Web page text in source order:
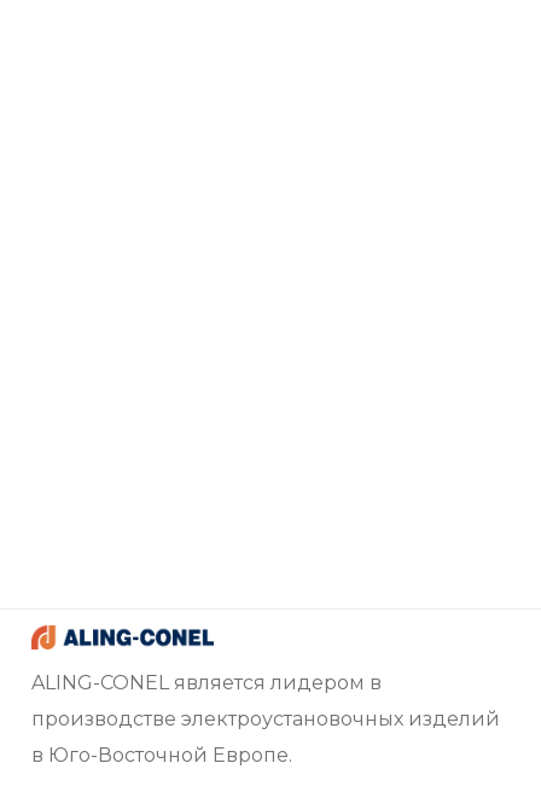
ALING-CONEL является лидером в
производстве электроустановочных изделий
в Юго-Восточной Европе.